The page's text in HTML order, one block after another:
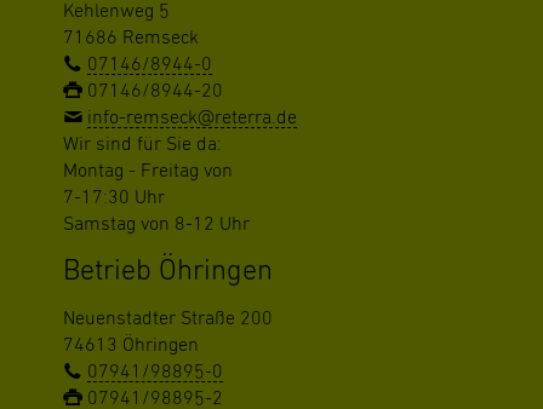
Kehlenweg 5
71686 Remseck
07146/8944-0
07146/8944-20
info-remseck@reterra.de
Wir sind für Sie da:
Montag - Freitag von
7-17:30 Uhr
Samstag von 8-12 Uhr
Betrieb Öhringen
Neuenstadter Straße 200
74613 Öhringen
07941/98895-0
07941/98895-2